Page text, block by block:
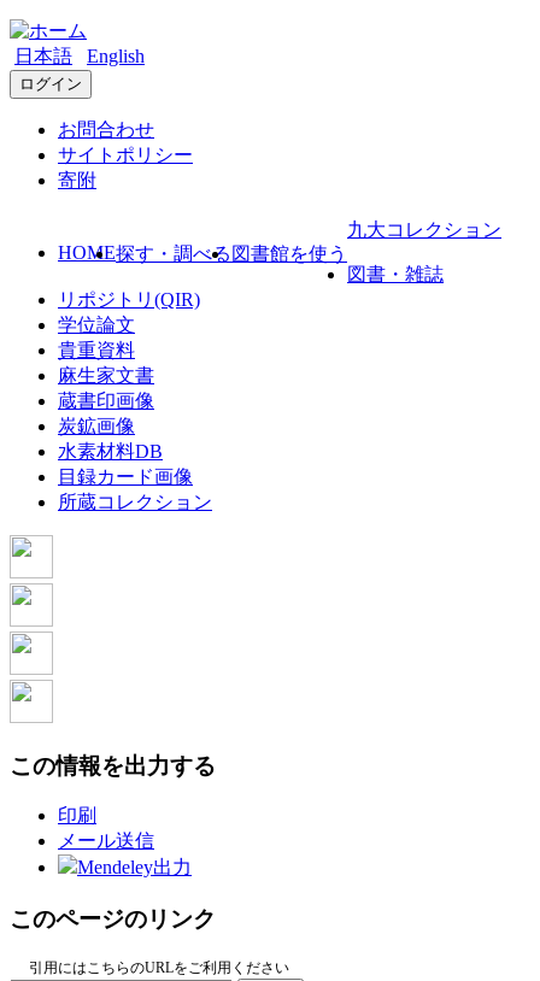
日本語 English
ログイン
お問合わせ
サイトポリシー
寄附
HOME探す・調べる 図書館を使う
九大コレクション
図書・雑誌
リポジトリ(QIR)
学位論文
貴重資料
麻生家文書
蔵書印画像
炭鉱画像
水素材料DB
目録カード画像
所蔵コレクション
この情報を出力する
印刷
メール送信
Mendeley出力
このページのリンク
引用にはこちらのURLをご利用ください